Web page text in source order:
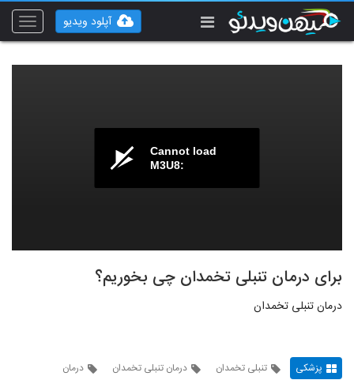
Toggle
آپلود ویدیو
Cannot load
M3U8:
برای درمان تنبلی تخمدان چی بخوریم؟
درمان تنبلی تخمدان
پزشکی تنبلی تخمدان درمان تنبلی تخمدان درمان